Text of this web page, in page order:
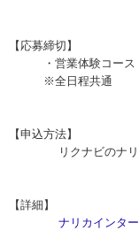
【応募締切】
・営業体験コース
※全日程共通
【申込方法】
リクナビのナリカペ
【詳細】
ナリカインタ